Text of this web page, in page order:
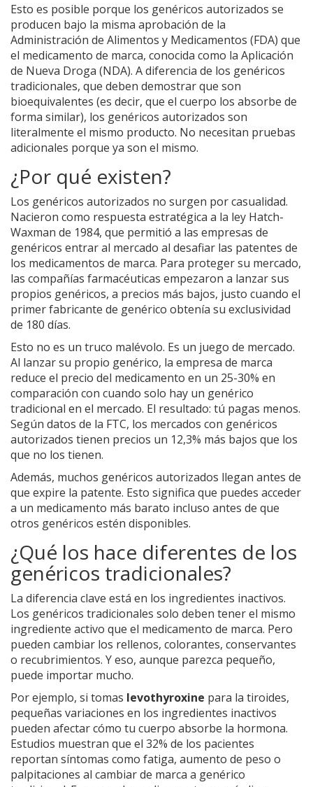
Esto es posible porque los genéricos autorizados se
producen bajo la misma aprobación de la
Administración de Alimentos y Medicamentos (FDA) que
el medicamento de marca, conocida como la Aplicación
de Nueva Droga (NDA). A diferencia de los genéricos
tradicionales, que deben demostrar que son
bioequivalentes (es decir, que el cuerpo los absorbe de
forma similar), los genéricos autorizados son
literalmente el mismo producto. No necesitan pruebas
adicionales porque ya son el mismo.
¿Por qué existen?
Los genéricos autorizados no surgen por casualidad.
Nacieron como respuesta estratégica a la ley Hatch-
Waxman de 1984, que permitió a las empresas de
genéricos entrar al mercado al desafiar las patentes de
los medicamentos de marca. Para proteger su mercado,
las compañías farmacéuticas empezaron a lanzar sus
propios genéricos, a precios más bajos, justo cuando el
primer fabricante de genérico obtenía su exclusividad
de 180 días.
Esto no es un truco malévolo. Es un juego de mercado.
Al lanzar su propio genérico, la empresa de marca
reduce el precio del medicamento en un 25-30% en
comparación con cuando solo hay un genérico
tradicional en el mercado. El resultado: tú pagas menos.
Según datos de la FTC, los mercados con genéricos
autorizados tienen precios un 12,3% más bajos que los
que no los tienen.
Además, muchos genéricos autorizados llegan antes de
que expire la patente. Esto significa que puedes acceder
a un medicamento más barato incluso antes de que
otros genéricos estén disponibles.
¿Qué los hace diferentes de los
genéricos tradicionales?
La diferencia clave está en los ingredientes inactivos.
Los genéricos tradicionales solo deben tener el mismo
ingrediente activo que el medicamento de marca. Pero
pueden cambiar los rellenos, colorantes, conservantes
o recubrimientos. Y eso, aunque parezca pequeño,
puede importar mucho.
Por ejemplo, si tomas levothyroxine para la tiroides,
pequeñas variaciones en los ingredientes inactivos
pueden afectar cómo tu cuerpo absorbe la hormona.
Estudios muestran que el 32% de los pacientes
reportan síntomas como fatiga, aumento de peso o
palpitaciones al cambiar de marca a genérico